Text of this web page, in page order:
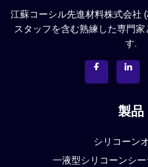
江蘇コーシル先進材料株式会社
スタッフを含む熟練した専門
す.
製品
シリコーン
一液型シリコーンシー